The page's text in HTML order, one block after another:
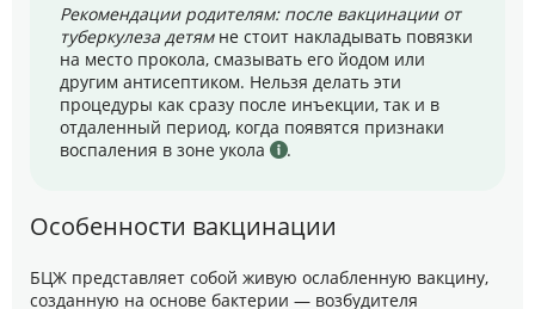
Рекомендации родителям: после вакцинации от
туберкулеза детямне стоит накладывать повязки
на место прокола, смазывать его йодом или
другим антисептиком. Нельзя делать эти
процедуры как сразу после инъекции, так и в
отдаленный период, когда появятся признаки
воспаления в зоне укола
.
Особенности вакцинации
БЦЖ представляет собой живую ослабленную вакцину,
созданную на основе бактерии — возбудителя